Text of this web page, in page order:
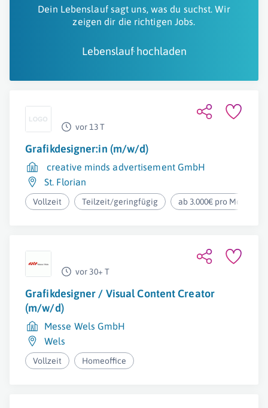
Dein Lebenslauf sagt uns, was du suchst. Wir
zeigen dir die richtigen Jobs.
Lebenslauf hochladen
vor 13 T
Grafikdesigner:in (m/w/d)
creative minds advertisement GmbH
St. Florian
Vollzeit Teilzeit/geringfügig ab 3.000€ pro Monat
vor 30+ T
Grafikdesigner / Visual Content Creator
(m/w/d)
Messe Wels GmbH
Wels
Vollzeit Homeoffice